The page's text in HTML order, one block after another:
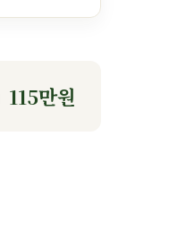
115만원